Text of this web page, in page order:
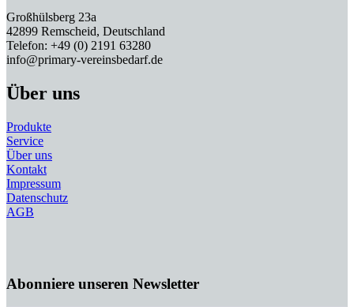
Großhülsberg 23a
42899 Remscheid, Deutschland
Telefon: +49 (0) 2191 63280
info@primary-vereinsbedarf.de
Über uns
Produkte
Service
Über uns
Kontakt
Impressum
Datenschutz
AGB
Abonniere unseren Newsletter